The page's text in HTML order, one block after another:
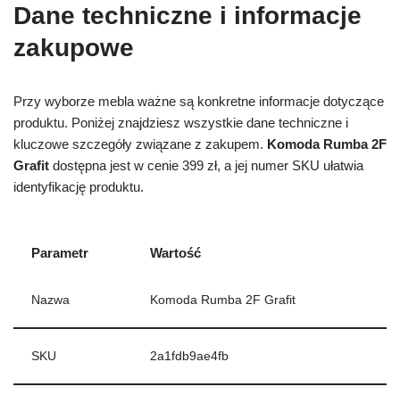
Dane techniczne i informacje
zakupowe
Przy wyborze mebla ważne są konkretne informacje dotyczące
produktu. Poniżej znajdziesz wszystkie dane techniczne i
kluczowe szczegóły związane z zakupem. Komoda Rumba 2F
Grafit dostępna jest w cenie 399 zł, a jej numer SKU ułatwia
identyfikację produktu.
Parametr Wartość
Nazwa Komoda Rumba 2F Grafit
SKU 2a1fdb9ae4fb